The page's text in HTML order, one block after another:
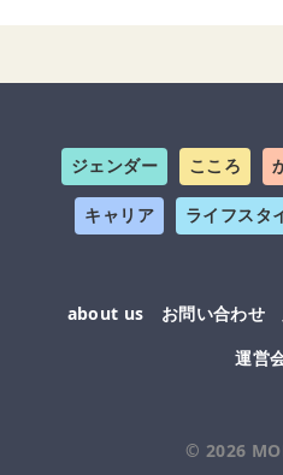
ジェンダー こころ
キャリア ライフスタ
about us お問い合わせ
運営
© 2026